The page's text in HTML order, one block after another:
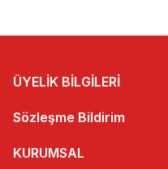
ÜYELİK BİLGİLERİ
Sözleşme Bildirim
KURUMSAL